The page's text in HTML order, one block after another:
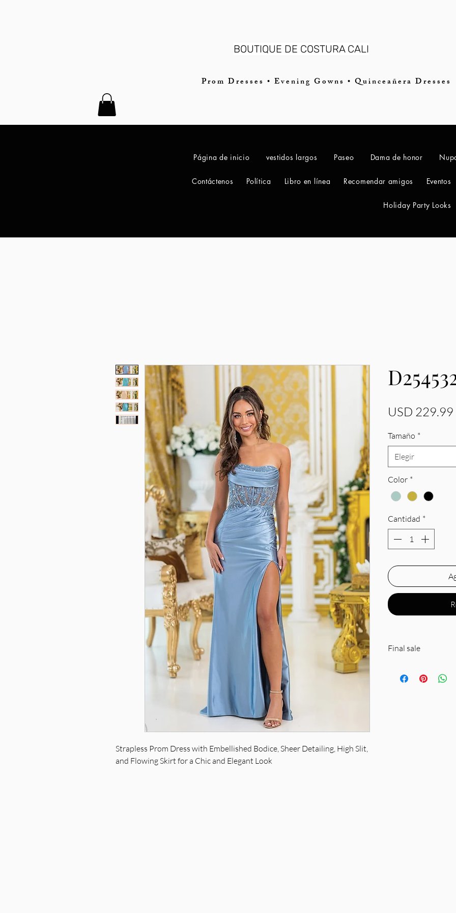
BOUTIQUE DE COSTURA CALI
Prom Dresses • Evening Gowns • Quinceañera Dresses
Página de inicio vestidos largos Paseo Dama de honor
Contáctenos Política Libro en línea Recomendar amigos Eventos
Holiday Party Looks
Strapless Prom Dress with Embellished Bodice, Sheer Detailing, High Slit,
and Flowing Skirt for a Chic and Elegant Look
USD 229.99
Tamaño *
Elegir
Color *
Cantidad *
Final sale
on sequins or beads